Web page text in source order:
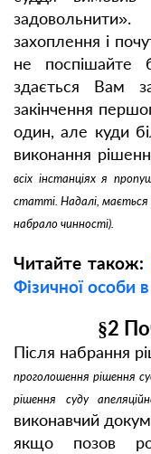
захоплення і
не поспішайте
здається Вам
закінчення
один, але куди
виконання
всіх інстанціях я
статті. Надалі, мається
набрало чинності).
Читайте також:
Фізичної особи
§2
Після набрання
проголошення рішення
рішення суду
виконавчий
якщо позов